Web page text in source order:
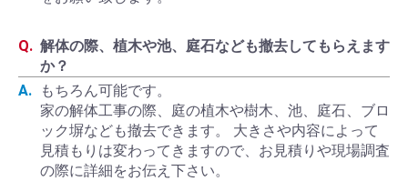
解体の際、植木や池、庭石なども撤去してもらえます
か？
もちろん可能です。
家の解体工事の際、庭の植木や樹木、池、庭石、ブロ
ック塀なども撤去できます。 大きさや内容によって
見積もりは変わってきますので、お見積りや現場調査
の際に詳細をお伝え下さい。